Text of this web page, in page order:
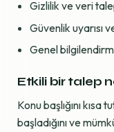
Gizlilik ve veri
Güvenlik uyarısı
Genel
Etkili bir talep
Konu başlığını
başladığını ve